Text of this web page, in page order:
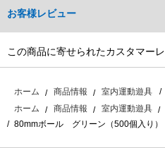
お客様レビュー
この商品に寄せられたカスタマー
ホーム 商品情報 室内運動遊具
ホーム
商品情報 室内運動遊具
80mmボール グリーン（500個入り）